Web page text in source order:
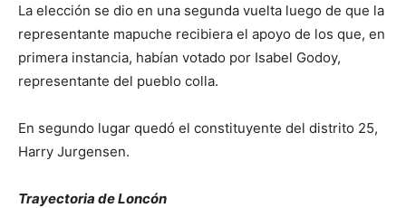
La elección se dio en una segunda vuelta luego de que la
representante mapuche recibiera el apoyo de los que, en
primera instancia, habían votado por Isabel Godoy,
representante del pueblo colla.
En segundo lugar quedó el constituyente del distrito 25,
Harry Jurgensen.
Trayectoria de Loncón